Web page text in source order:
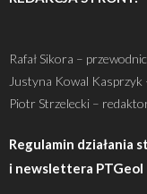
Rafał Sikora –
Justyna Kowal
Piotr Strzelecki –
Regulamin działania
i newslettera PTGeol